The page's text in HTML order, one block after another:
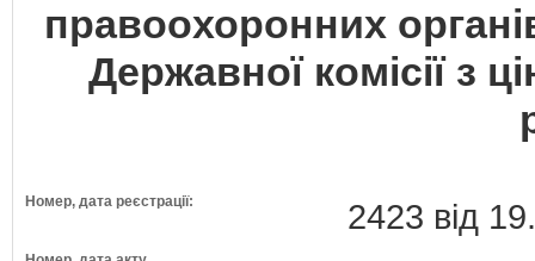
правоoхоронних
Державної комісії з
Номер, дата реєстрації: 2423 від